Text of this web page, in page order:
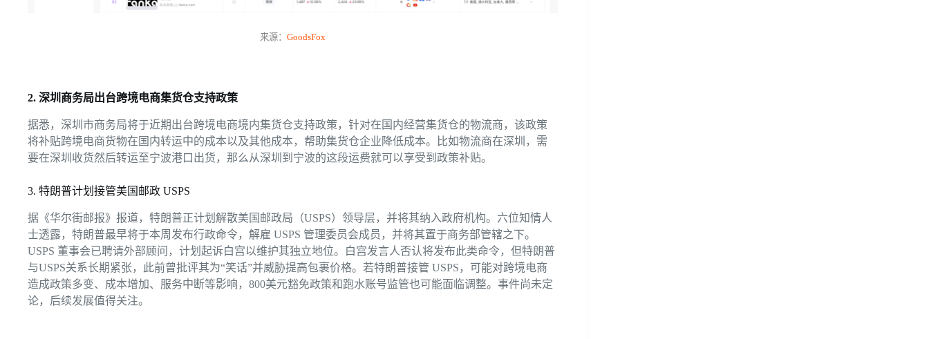
来源： GoodsFox
2. 深圳商务局出台跨境电商集货仓支持政策
据悉，深圳市商务局将于近期出台跨境电商境内集货仓支持政策，针对在国内经营集货仓的物流商，该政策
将补贴跨境电商货物在国内转运中的成本以及其他成本，帮助集货仓企业降低成本。比如物流商在深圳，需
要在深圳收货然后转运至宁波港口出货，那么从深圳到宁波的这段运费就可以享受到政策补贴。
3. 特朗普计划接管美国邮政 USPS
据《华尔街邮报》报道，特朗普正计划解散美国邮政局（USPS）领导层，并将其纳入政府机构。六位知情人
士透露，特朗普最早将于本周发布行政命令，解雇 USPS 管理委员会成员，并将其置于商务部管辖之下。
USPS 董事会已聘请外部顾问，计划起诉白宫以维护其独立地位。白宫发言人否认将发布此类命令，但特朗普
与USPS关系长期紧张，此前曾批评其为“笑话”并威胁提高包裹价格。若特朗普接管 USPS，可能对跨境电商
造成政策多变、成本增加、服务中断等影响，800美元豁免政策和跑水账号监管也可能面临调整。事件尚未定
论，后续发展值得关注。